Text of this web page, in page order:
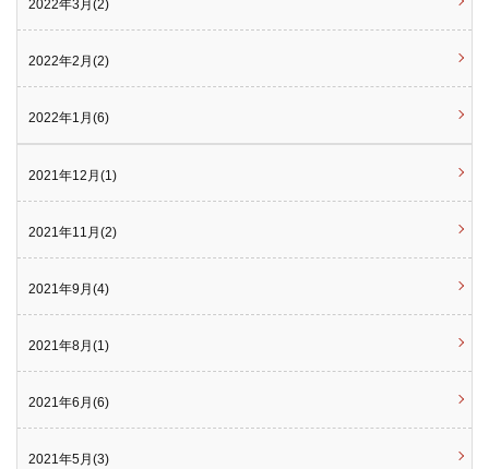
2022年3月(2)
2022年2月(2)
2022年1月(6)
2021年12月(1)
2021年11月(2)
2021年9月(4)
2021年8月(1)
2021年6月(6)
2021年5月(3)